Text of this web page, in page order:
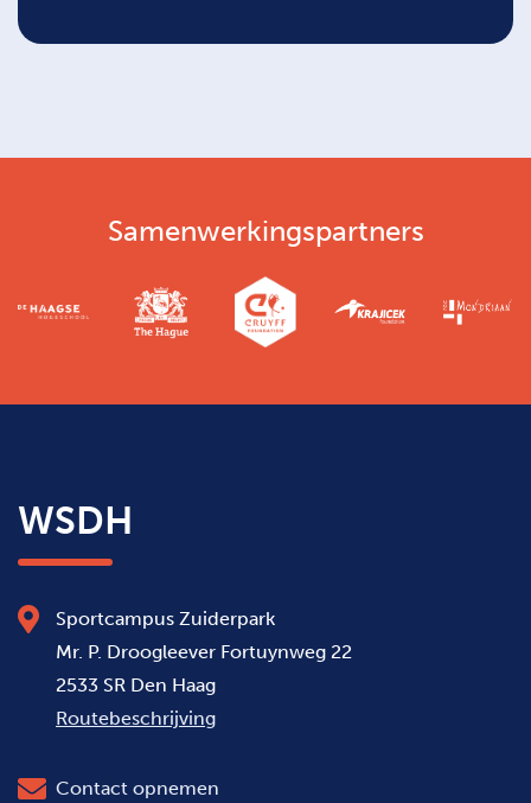
Samenwerkingspartners
WSDH
Sportcampus Zuiderpark
Mr. P. Droogleever Fortuynweg 22
2533 SR Den Haag
Routebeschrijving
Contact opnemen